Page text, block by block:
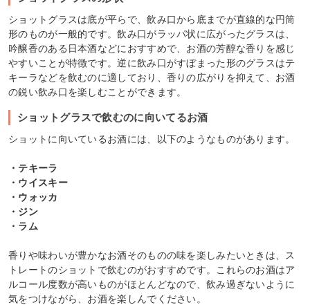
ショットグラスは底が平らで、飲み口から底までが直線的な円筒
形のものが一般的です。飲み口がラッパ状に広がったグラスは、
吟醸香のある日本酒などにおすすめで、お酒の芳醇な香りを感じ
やすいことが特徴です。逆に飲み口がすぼまった形のグラスはテ
キーラなどを飲むのに適しており、香りの広がりを抑えて、お酒
の鋭い飲み口を楽しむことができます。
ショットグラスで飲むのに向いてるお酒
ショットに向いているお酒には、以下のようなものがあります。
・テキーラ
・ウイスキー
・ウォッカ
・ジン
・ラム
香りや味わいが豊かなお酒そのものの味を楽しみたいときは、ス
トレートのショットで飲むのがおすすめです。これらのお酒はア
ルコール度数が高いものがほとんどなので、飲み過ぎないように
気をつけながら、お酒を楽しんでください。